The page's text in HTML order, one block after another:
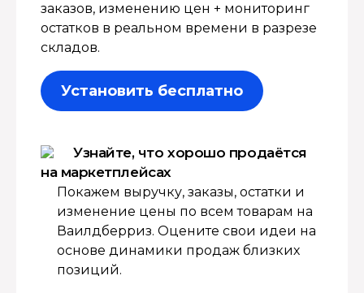
заказов, изменению цен + мониторинг
остатков в реальном времени в разрезе
складов.
Установить бесплатно
Узнайте, что хорошо продаётся
на маркетплейсах
Покажем выручку, заказы, остатки и
изменение цены по всем товарам на
Ваилдберриз. Оцените свои идеи на
основе динамики продаж близких
позиций.